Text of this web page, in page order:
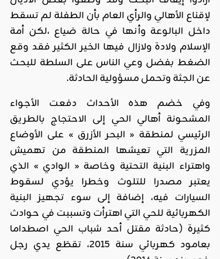
لإقناع الأهالي والرأي العام بأن الطفلة لم تسقط
داخل البالوعة وأنها في حالة ضياع ،لكن أمة
الإسلام ولادة ولازال فيها الخير الكثير فقد وقع
الضغط بفضل وعي الناس على السلطة للبحث
عن الجثة وتحمل مسؤولية الحادثة.
وفي خضم هذه الأحداث دفعت الأجواء
المشحونة أهالي الحي إلى الاحتجاج بالطريق
الرئيسي لمنطقة « البحر الأزرق » على الأوضاع
المزرية التي تعيشها المنطقة من تهميش
واهتراء البنية التحتية وخاصة « الوادي » الذي
يعتبر مصدرا للتلوث وخطرا يؤدي لسقوط
السيارات فيه، إضافة إلى سوء تجهيز البنية
الكهربائية للحي التي اهترأت وتسببت في حوادث
كثيرة (حادثة مقتل أحد شباب الحي اصطداما
بعامود كهربائي سنة 2015، تقطَع يدي رجل